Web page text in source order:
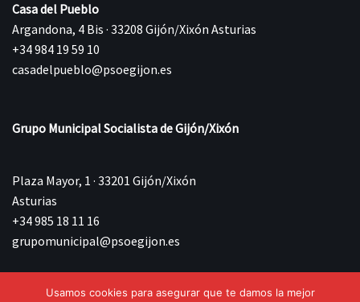
Casa del Pueblo
Argandona, 4 Bis · 33208 Gijón/Xixón Asturias
+34 984 19 59 10
casadelpueblo@psoegijon.es
Grupo Municipal Socialista de Gijón/Xixón
Plaza Mayor, 1 · 33201 Gijón/Xixón
Asturias
+34 985 18 11 16
grupomunicipal@psoegijon.es
Usamos cookies para asegurar que te damos la mejor